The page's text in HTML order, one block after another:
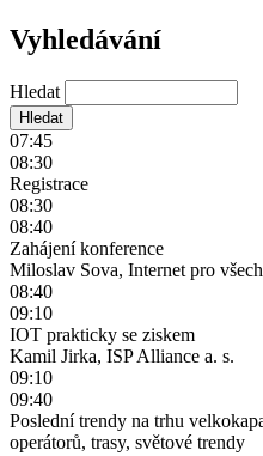
Vyhledávání
Hledat
07:45
08:30
Registrace
08:30
08:40
Zahájení konference
Miloslav Sova, Internet pro
08:40
09:10
IOT prakticky se ziskem
Kamil Jirka, ISP Alliance a. s.
09:10
09:40
Poslední trendy na trhu
operátorů, trasy, světové trendy